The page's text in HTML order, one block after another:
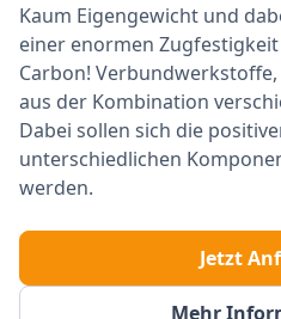
Kaum Eigengewicht und
einer enormen
Carbon!
aus der Kombination
Dabei sollen sich die
unterschiedlichen
werden.
Mehr
Jetzt